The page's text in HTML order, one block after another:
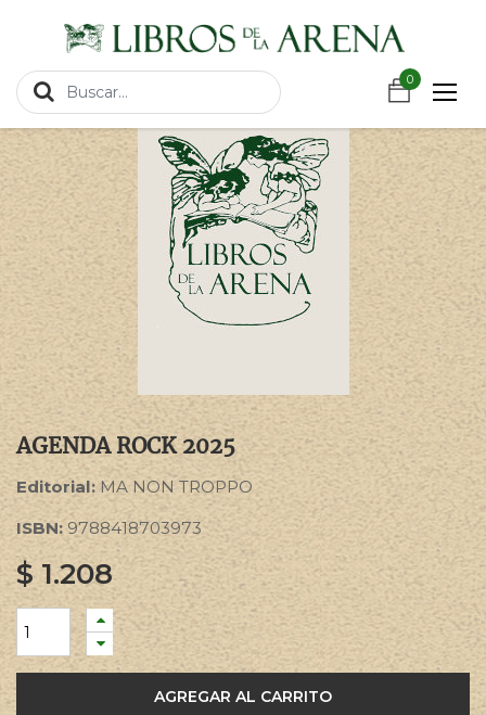
0
Productos AGENDA ROCK 2025
AGENDA ROCK 2025
Editorial: MA NON TROPPO
ISBN: 9788418703973
$ 1.208
AGREGAR AL CARRITO